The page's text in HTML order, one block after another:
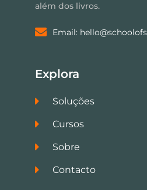
além dos livros.
Email:
Explora
Soluções
Cursos
Sobre
Contacto